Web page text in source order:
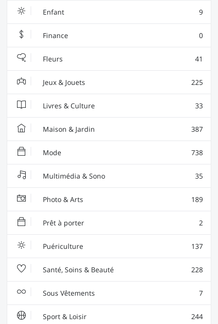
Enfant 9
Finance 0
Fleurs 41
Jeux & Jouets 225
Livres & Culture 33
Maison & Jardin 387
Mode 738
Multimédia & Sono 35
Photo & Arts 189
Prêt à porter 2
Puériculture 137
Santé, Soins & Beauté 228
Sous Vêtements 7
Sport & Loisir 244